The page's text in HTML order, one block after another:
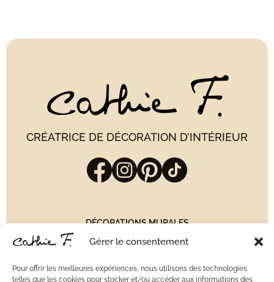
Gérer le consentement
Pour offrir les meilleures expériences, nous utilisons des technologies
telles que les cookies pour stocker et/ou accéder aux informations des
CRÉATRICE DE DÉCORATION D’INTÉRIEUR
DÉCORATIONS MURALES
JUJU HATS
VASES